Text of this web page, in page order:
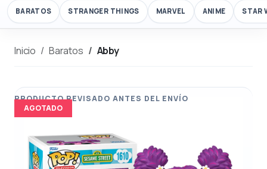
BARATOS STRANGER THINGS MARVEL ANIME STAR
Inicio Baratos Abby
AGOTADO